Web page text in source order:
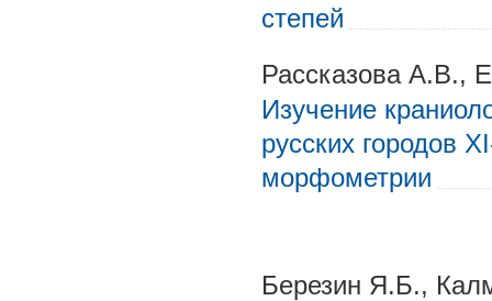
степей
Рассказова А.В.,
Изучение
русских городов
морфометрии
Березин Я.Б.,